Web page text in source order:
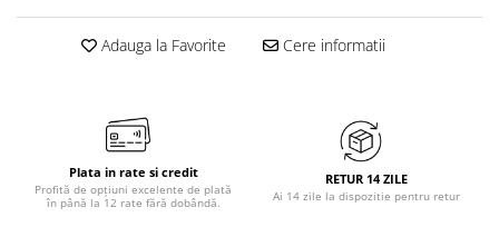
Adauga la Favorite Cere informatii
Plata in rate si credit
Profită de opțiuni excelente de plată
în până la 12 rate fără dobândă.
RETUR 14 ZILE
Ai 14 zile la dispozitie pentru retur